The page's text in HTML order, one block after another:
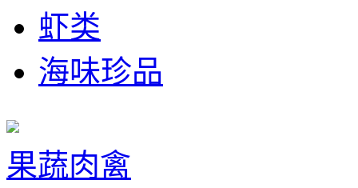
虾类
海味珍品
果蔬肉禽